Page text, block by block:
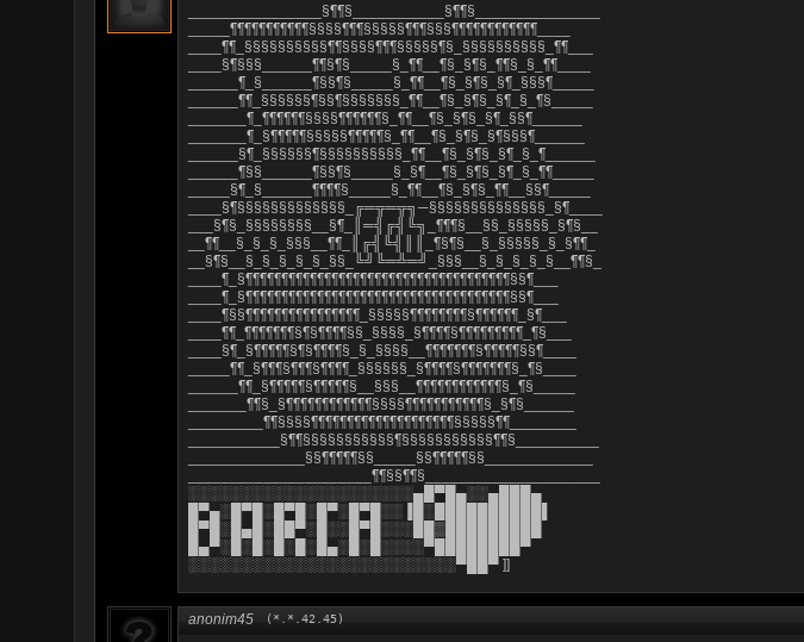
________________§¶¶§___________§¶¶§_______________
_____¶¶¶¶¶¶¶¶¶¶¶§§§§¶¶¶§§§§§¶¶¶§§§¶¶¶¶¶¶¶¶¶¶¶¶____
____¶¶_§§§§§§§§§§¶¶§§§§¶¶¶§§§§§¶§_§§§§§§§§§§_¶¶___
____§¶§§§______¶¶§¶§_____§_¶¶__¶§_§¶§_¶¶§_§_¶¶____
______¶_§______¶§§¶§_____§_¶¶__¶§_§¶§_§¶_§§§¶_____
______¶¶_§§§§§§¶§§¶§§§§§§§_¶¶__¶§_§¶§_§¶_§_¶§_____
_______¶_¶¶¶¶¶¶§§§§¶¶¶¶¶¶§_¶¶__¶§_§¶§_§¶_§§¶______
_______¶_§¶¶¶¶¶§§§§§¶¶¶¶¶§_¶¶__¶§_§¶§_§¶§§§¶______
______§¶_§§§§§§¶§§§§§§§§§§_¶¶__¶§_§¶§_§¶_§_¶______
______¶§§______¶§§¶§_____§_§¶__¶§_§¶§_§¶_§_¶¶_____
_____§¶_§______¶¶¶¶§_____§_¶¶__¶§_§¶§_¶¶__§§¶_____
____§¶§§§§§§§§§§§§§_╔═╦═╦╗─§§§§§§§§§§§§§§_§¶____
___§¶§_§§§§§§§§__§¶_║═╣╔╣╚╗_¶¶¶§__§§_§§§§§_§¶§__
__¶¶__§_§_§_§§§__¶¶_║╔╣╚╣║║_¶§¶§__§_§§§§§_§_§¶¶_
__§¶§__§_§_§_§_§_§§_╚╝╚═╩═╝_§§§__§_§_§_§_§__¶¶§_
____¶_§¶¶¶¶¶¶¶¶¶¶¶¶¶¶¶¶¶¶¶¶¶¶¶¶¶¶¶¶¶¶¶¶¶¶¶¶¶§§¶___
____¶_§¶¶¶¶¶¶¶¶¶¶¶¶¶¶¶¶¶¶¶¶¶¶¶¶¶¶¶¶¶¶¶¶¶¶¶¶¶§§¶___
____¶§§¶¶¶¶¶¶¶¶¶¶¶¶¶¶¶¶_§§§§§¶¶¶¶¶¶¶¶§¶¶¶¶¶¶_§¶___
____¶¶_¶¶¶¶¶¶¶§¶§¶¶¶¶§§_§§§§_§¶¶¶¶§¶¶¶¶¶¶¶¶¶_¶§___
____§¶_§¶¶¶¶¶§¶§¶¶¶¶§_§_§§§§__¶¶¶¶¶¶¶§¶¶¶¶¶§§¶____
_____¶¶_§¶¶¶§¶¶¶§¶¶¶¶_§§§§§§_§¶¶¶¶§¶¶¶¶¶¶¶§_¶§____
______¶¶_§¶¶¶¶¶§¶¶¶¶¶§__§§§__¶¶¶¶¶¶¶¶¶¶¶¶§_¶§_____
_______¶¶§_§¶¶¶¶¶¶¶¶¶¶¶¶§§§§¶¶¶¶¶¶¶¶¶¶¶§_§¶§______
_________¶¶§§§§¶¶¶¶¶¶¶¶¶¶¶¶¶¶¶¶¶¶¶¶§§§§§¶¶________
___________§¶¶§§§§§§§§§§§¶§§§§§§§§§§§¶¶§__________
______________§§¶¶¶¶¶§§_____§§¶¶¶¶¶§§_____________
______________________¶¶§§¶¶§_____________________
░░░░░░░░░░░░░░░░░░░░░▄█▀█▄░░▄███▄
█▀▄░█▀█░█▀█░█▀░█▀█░░▐█░██████████▌
█▀█░█▄█░██▀░█░░█▀█░░░██▒█████████
█▄▀░█░█░█░█░█▄░█░█░░░░▀████████▀
░░░░░░░░░░░░░░░░░░░░░░░░░▀██▀ ]]
anonim45 (*.*.42.45)